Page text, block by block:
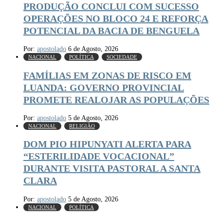
PRODUÇÃO CONCLUI COM SUCESSO
OPERAÇÕES NO BLOCO 24 E REFORÇA
POTENCIAL DA BACIA DE BENGUELA
Por: apostolado 6 de Agosto, 2026
NACIONAL POLÍTICA SOCIEDADE
FAMÍLIAS EM ZONAS DE RISCO EM
LUANDA: GOVERNO PROVINCIAL
PROMETE REALOJAR AS POPULAÇÕES
Por: apostolado 5 de Agosto, 2026
NACIONAL RELIGIÃO
DOM PIO HIPUNYATI ALERTA PARA
“ESTERILIDADE VOCACIONAL”
DURANTE VISITA PASTORAL A SANTA
CLARA
Por: apostolado 5 de Agosto, 2026
NACIONAL POLÍTICA